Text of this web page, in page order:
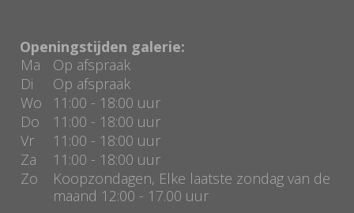
Openingstijden galerie:
Ma
Op afspraak
Di
Op afspraak
Wo
11:00 - 18:00 uur
Do
11:00 - 18:00 uur
Vr
11:00 - 18:00 uur
Za
11:00 - 18:00 uur
Zo
Koopzondagen, Elke laatste zondag van de
maand 12:00 - 17.00 uur